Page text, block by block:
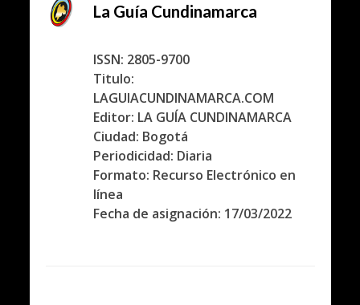
La Guía Cundinamarca
ISSN: 2805-9700
Titulo:
LAGUIACUNDINAMARCA.COM
Editor: LA GUÍA CUNDINAMARCA
Ciudad: Bogotá
Periodicidad: Diaria
Formato: Recurso Electrónico en
línea
Fecha de asignación: 17/03/2022